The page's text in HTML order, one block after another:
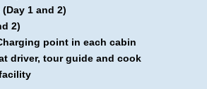
1 and 2)
2)
point in each cabin
driver, tour guide and cook